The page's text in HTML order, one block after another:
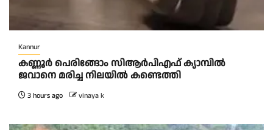
Kannur
കണ്ണൂർ പെരിങ്ങോം സിആർപിഎഫ് ക്യാമ്പിൽ
ജവാനെ മരിച്ച നിലയിൽ കണ്ടെത്തി
3 hours ago vinaya k